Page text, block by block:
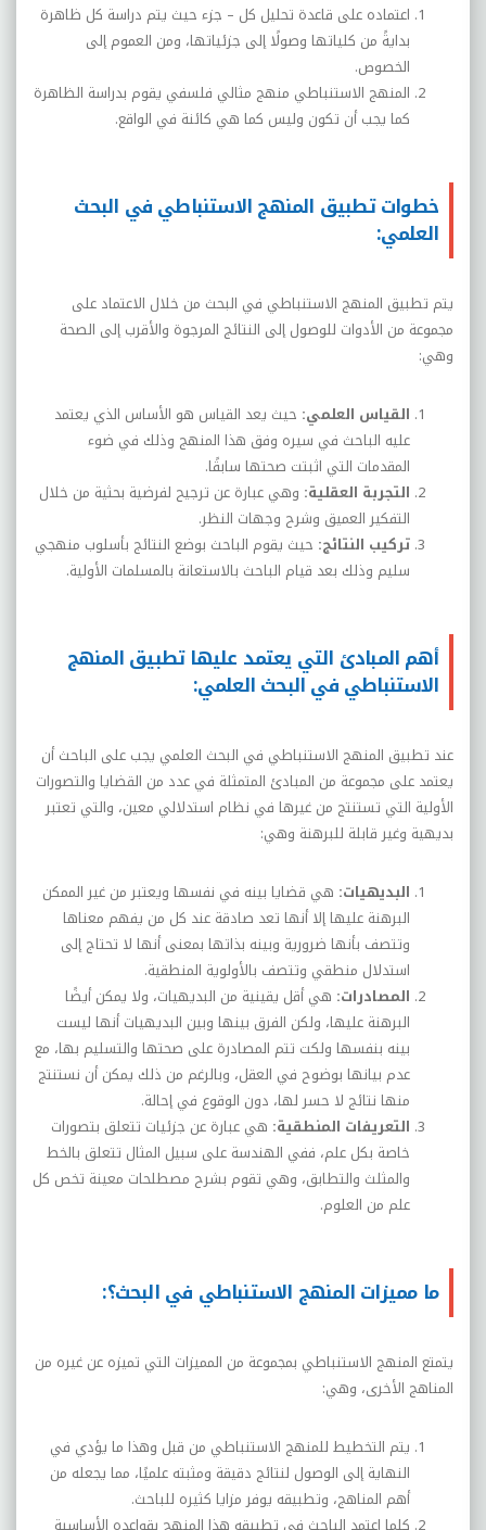
اعتماده على قاعدة تحليل كل – جزء حيث يتم دراسة كل ظاهرة
بدايةً من كلياتها وصولًا إلى جزئياتها، ومن العموم إلى
الخصوص.
المنهج الاستنباطي منهج مثالي فلسفي يقوم بدراسة الظاهرة
كما يجب أن تكون وليس كما هي كائنة في الواقع.
خطوات تطبيق المنهج الاستنباطي في البحث
العلمي:
يتم تطبيق المنهج الاستنباطي في البحث من خلال الاعتماد على
مجموعة من الأدوات للوصول إلى النتائج المرجوة والأقرب إلى الصحة
وهي:
القياس العلمي: حيث يعد القياس هو الأساس الذي يعتمد
عليه الباحث في سيره وفق هذا المنهج وذلك في ضوء
المقدمات التي اثبتت صحتها سابقًا.
التجربة العقلية: وهي عبارة عن ترجيح لفرضية بحثية من خلال
التفكير العميق وشرح وجهات النظر.
تركيب النتائج: حيث يقوم الباحث بوضع النتائج بأسلوب منهجي
سليم وذلك بعد قيام الباحث بالاستعانة بالمسلمات الأولية.
أهم المبادئ التي يعتمد عليها تطبيق المنهج
الاستنباطي في البحث العلمي:
عند تطبيق المنهج الاستنباطي في البحث العلمي يجب على الباحث أن
يعتمد على مجموعة من المبادئ المتمثلة في عدد من القضايا والتصورات
الأولية التي تستنتج من غيرها في نظام استدلالي معين، والتي تعتبر
بديهية وغير قابلة للبرهنة وهي:
البديهيات: هي قضايا بينه في نفسها ويعتبر من غير الممكن
البرهنة عليها إلا أنها تعد صادقة عند كل من يفهم معناها
وتتصف بأنها ضرورية وبينه بذاتها بمعنى أنها لا تحتاج إلى
استدلال منطقي وتتصف بالأولوية المنطقية.
المصادرات: هي أقل يقينية من البديهيات، ولا يمكن أيضًا
البرهنة عليها، ولكن الفرق بينها وبين البديهيات أنها ليست
بينه بنفسها ولكت تتم المصادرة على صحتها والتسليم بها، مع
عدم بيانها بوضوح في العقل، وبالرغم من ذلك يمكن أن نستنتج
منها نتائج لا حسر لها، دون الوقوع في إحالة.
التعريفات المنطقية: هي عبارة عن جزئيات تتعلق بتصورات
خاصة بكل علم، ففي الهندسة على سبيل المثال تتعلق بالخط
والمثلث والتطابق، وهي تقوم بشرح مصطلحات معينة تخص كل
علم من العلوم.
ما مميزات المنهج الاستنباطي في البحث؟:
يتمتع المنهج الاستنباطي بمجموعة من المميزات التي تميزه عن غيره من
المناهج الأخرى، وهي:
يتم التخطيط للمنهج الاستنباطي من قبل وهذا ما يؤدي في
النهاية إلى الوصول لنتائج دقيقة ومثبته علميًا، مما يجعله من
أهم المناهج، وتطبيقه يوفر مزايا كثيره للباحث.